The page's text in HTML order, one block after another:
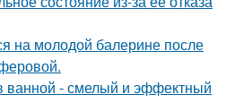
на молодой балерине после
ванной - смелый и эффектный